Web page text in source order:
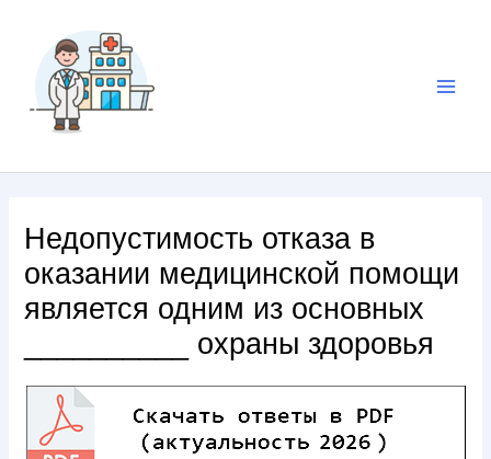
Недопустимость отказа в
оказании медицинской помощи
является одним из основных
__________ охраны здоровья